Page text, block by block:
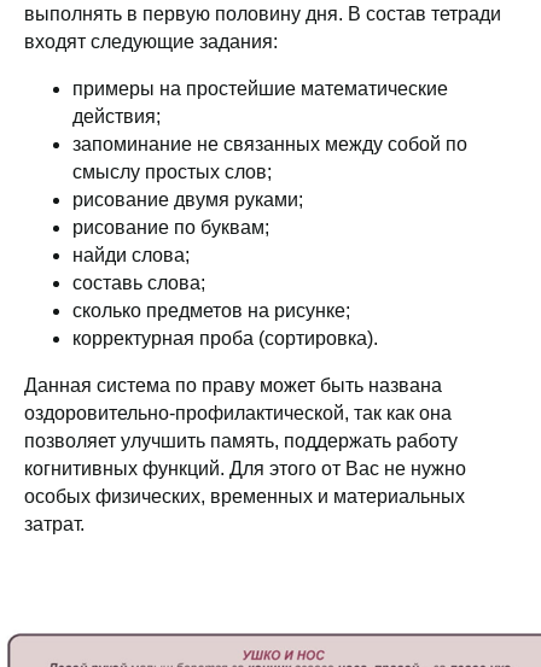
выполнять в первую половину дня. В состав тетради
входят следующие задания:
примеры на простейшие математические
действия;
запоминание не связанных между собой по
смыслу простых слов;
рисование двумя руками;
рисование по буквам;
найди слова;
составь слова;
сколько предметов на рисунке;
корректурная проба (сортировка).
Данная система по праву может быть названа
оздоровительно-профилактической, так как она
позволяет улучшить память, поддержать работу
когнитивных функций. Для этого от Вас не нужно
особых физических, временных и материальных
затрат.